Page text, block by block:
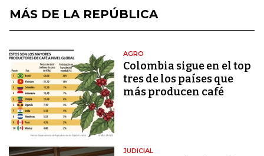
MÁS DE LA REPÚBLICA
AGRO
Colombia sigue en el top
tres de los países que
más producen café
JUDICIAL